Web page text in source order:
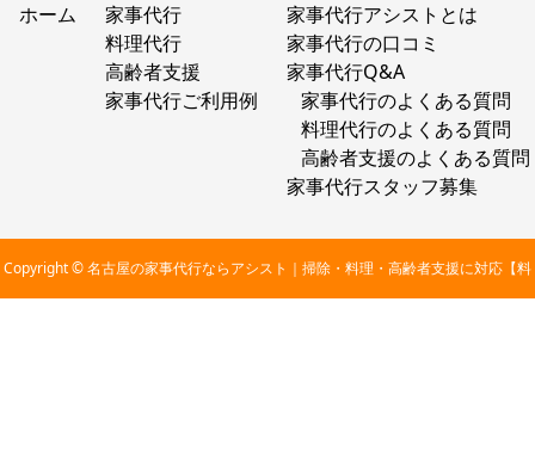
ホーム
家事代行
料理代行
高齢者支援
家事代行ご利用例
家事代行アシストとは
家事代行の口コミ
家事代行Q&A
家事代行のよくある質問
料理代行のよくある質問
高齢者支援のよくある質問
家事代行スタッフ募集
Copyright © 名古屋の家事代行ならアシスト｜掃除・料理・高齢者支援に対応【料